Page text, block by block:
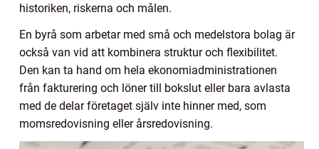
historiken, riskerna och målen.
En byrå som arbetar med små och medelstora bolag är
också van vid att kombinera struktur och flexibilitet.
Den kan ta hand om hela ekonomiadministrationen
från fakturering och löner till bokslut eller bara avlasta
med de delar företaget själv inte hinner med, som
momsredovisning eller årsredovisning.